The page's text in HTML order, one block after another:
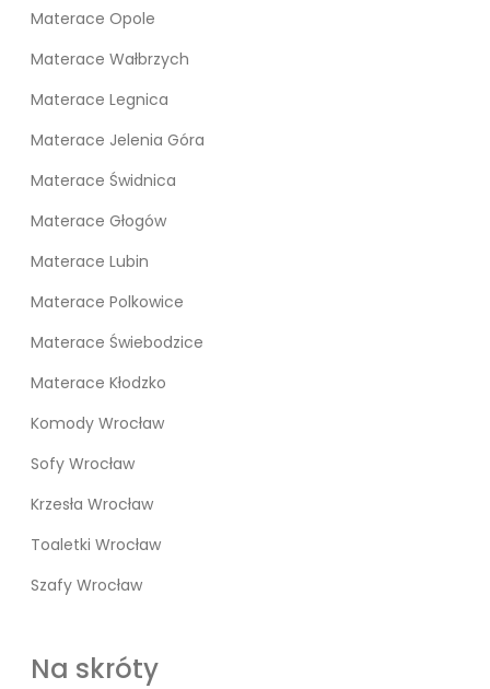
Materace Opole
Materace Wałbrzych
Materace Legnica
Materace Jelenia Góra
Materace Świdnica
Materace Głogów
Materace Lubin
Materace Polkowice
Materace Świebodzice
Materace Kłodzko
Komody Wrocław
Sofy Wrocław
Krzesła Wrocław
Toaletki Wrocław
Szafy Wrocław
Na skróty